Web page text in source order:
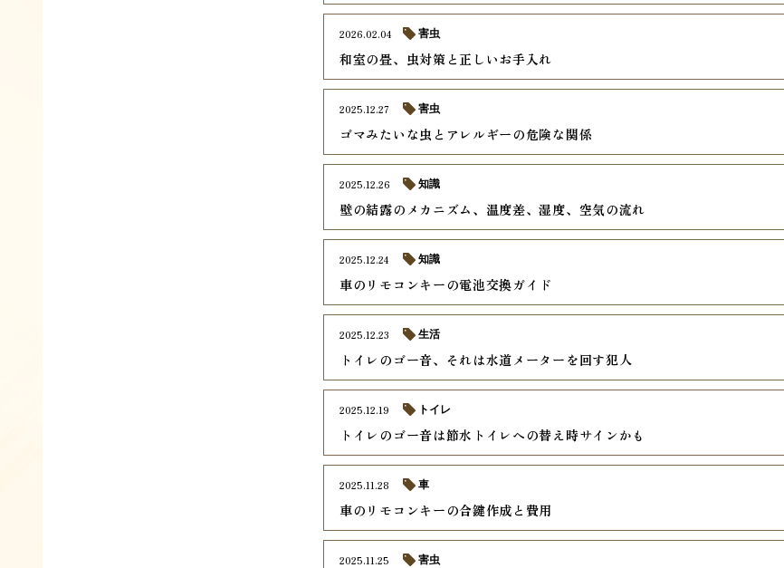
和室の畳、虫対策と正しいお手入れ
2026.02.04 害虫
ゴマみたいな虫とアレルギーの危険な関係
2025.12.27 害虫
壁の結露のメカニズム、温度差、湿度、空気の流れ
2025.12.26 知識
車のリモコンキーの電池交換ガイド
2025.12.24 知識
トイレのゴー音、それは水道メーターを回す犯人
2025.12.23 生活
トイレのゴー音は節水トイレへの替え時サインかも
2025.12.19 トイレ
車のリモコンキーの合鍵作成と費用
2025.11.28 車
2025.11.25 害虫